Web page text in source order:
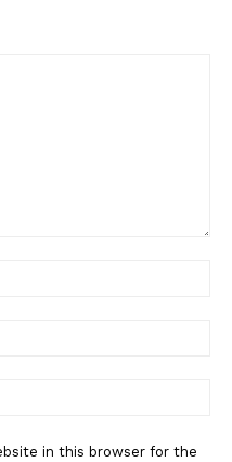
in this browser for the